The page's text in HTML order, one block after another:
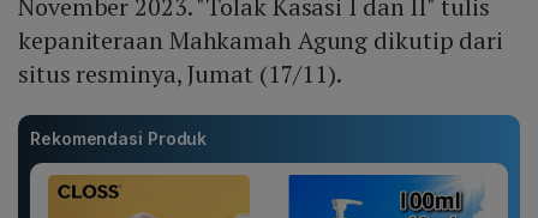
November 2023. "Tolak Kasasi I dan II" tulis
kepaniteraan Mahkamah Agung dikutip dari
situs resminya, Jumat (17/11).
Rekomendasi Produk